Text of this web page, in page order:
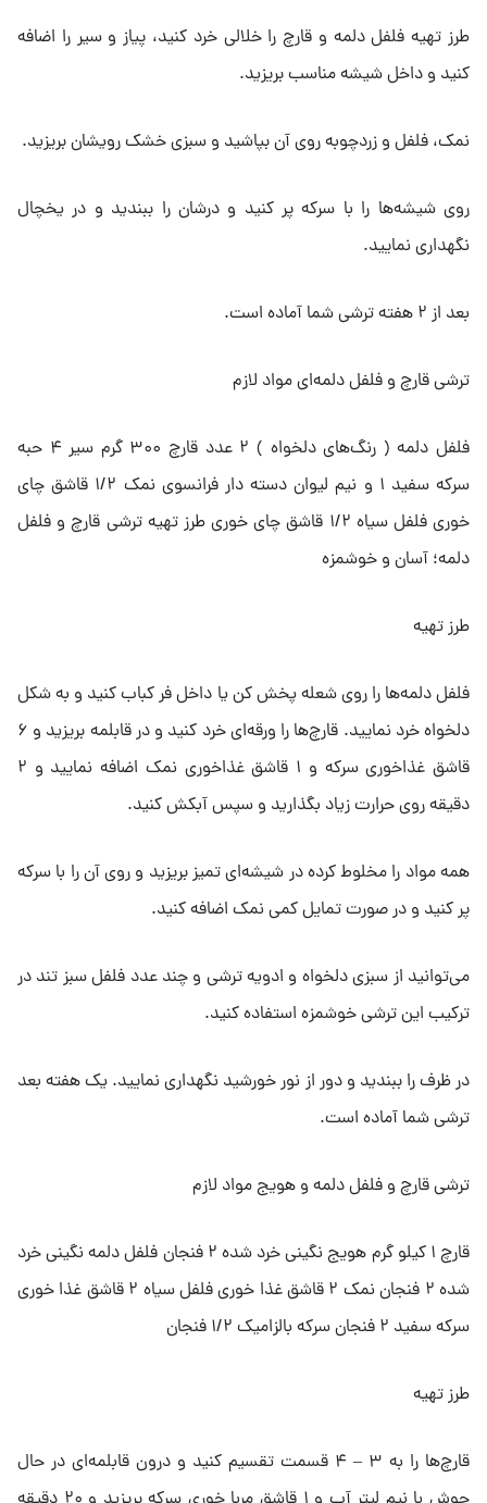
طرز تهیه فلفل دلمه و قارچ را خلالی خرد کنید، پیاز و سیر را اضافه
کنید و داخل شیشه مناسب بریزید.
نمک، فلفل و زردچوبه روی آن بپاشید و سبزی خشک رویشان بریزید.
روی شیشه‌ها را با سرکه پر کنید و درشان را ببندید و در یخچال
نگهداری نمایید.
بعد از ۲ هفته ترشی شما آماده است.
ترشی قارچ و فلفل دلمه‌ای مواد لازم
فلفل دلمه ( رنگ‌های دلخواه ) ۲ عدد قارچ ۳۰۰ گرم سیر ۴ حبه
سرکه سفید ۱ و نیم لیوان دسته دار فرانسوی نمک ۱/۲ قاشق چای
خوری فلفل سیاه ۱/۲ قاشق چای خوری طرز تهیه ترشی قارچ و فلفل
دلمه‌؛ آسان و خوشمزه
طرز تهیه
فلفل دلمه‌ها را روی شعله پخش کن یا داخل فر کباب کنید و به شکل
دلخواه خرد نمایید. قارچ‌ها را ورقه‌ای خرد کنید و در قابلمه بریزید و ۶
قاشق غذاخوری سرکه و ۱ قاشق غذاخوری نمک اضافه نمایید و ۲
دقیقه روی حرارت زیاد بگذارید و سپس آبکش کنید.
همه مواد را مخلوط کرده در شیشه‌ای تمیز بریزید و روی آن را با سرکه
پر کنید و در صورت تمایل کمی نمک اضافه کنید.
می‌توانید از سبزی دلخواه و ادویه ترشی و چند عدد فلفل سبز تند در
ترکیب این ترشی خوشمزه استفاده کنید.
در ظرف را ببندید و دور از نور خورشید نگهداری نمایید. یک هفته بعد
ترشی شما آماده است.
ترشی قارچ و فلفل دلمه و هویج مواد لازم
قارچ ۱ کیلو گرم هویج نگینی خرد شده ۲ فنجان فلفل دلمه نگینی خرد
شده ۲ فنجان نمک ۲ قاشق غذا خوری فلفل سیاه ۲ قاشق غذا خوری
سرکه سفید ۲ فنجان سرکه بالزامیک ۱/۲ فنجان
طرز تهیه
قارچ‌ها را به ۳ – ۴ قسمت تقسیم کنید و درون قابلمه‌ای در حال